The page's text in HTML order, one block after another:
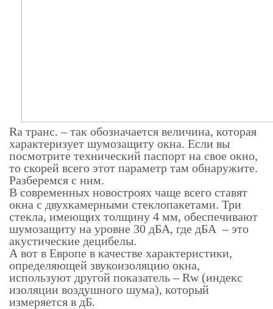
Rа транс. – так обозначается величина, которая
характеризует шумозащиту окна. Если вы
посмотрите технический паспорт на свое окно,
то скорей всего этот параметр там обнаружите.
Разберемся с ним.
В современных новостроях чаще всего ставят
окна с двухкамерными стеклопакетами. Три
стекла, имеющих толщину 4 мм, обеспечивают
шумозащиту на уровне 30 дБА, где дБА – это
акустические децибелы.
А вот в Европе в качестве характеристики,
определяющей звукоизоляцию окна,
используют другой показатель – Rw (индекс
изоляции воздушного шума), который
измеряется в дБ.